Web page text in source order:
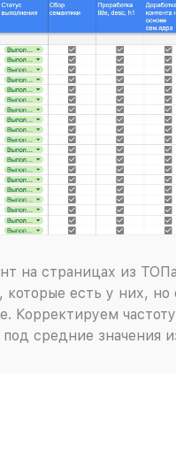
на страницах из
есть у них, но
Корректируем
под средние значения